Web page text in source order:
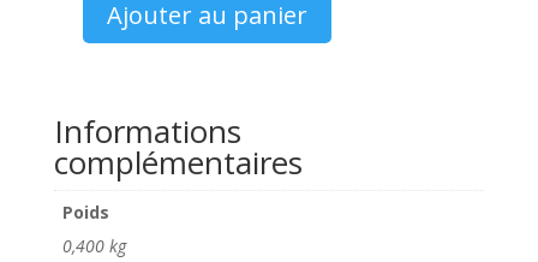
quantité
Rétro
N°
364
mai
2012
Ajouter au panier
Informations
complémentaires
Poids
0,400 kg